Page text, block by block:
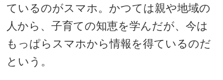
ているのがスマホ。かつては親や地域の
人から、子育ての知恵を学んだが、今は
もっぱらスマホから情報を得ているのだ
という。